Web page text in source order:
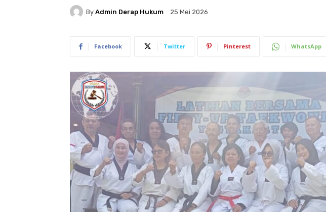
By Admin Derap Hukum 25 Mei 2026
Facebook Twitter Pinterest WhatsApp